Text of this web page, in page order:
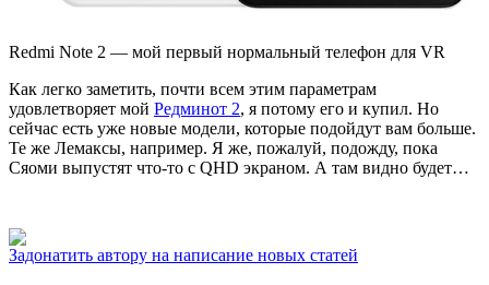
Redmi Note 2 — мой первый нормальный телефон для VR
Как легко заметить, почти всем этим параметрам
удовлетворяет мой Редминот 2, я потому его и купил. Но
сейчас есть уже новые модели, которые подойдут вам больше.
Те же Лемаксы, например. Я же, пожалуй, подожду, пока
Сяоми выпустят что-то с QHD экраном. А там видно будет…
Задонатить автору на написание новых статей